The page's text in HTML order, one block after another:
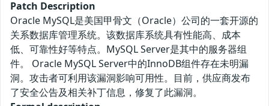
Patch Description
Oracle MySQL是美国甲骨文（Oracle）公司的一套开源的
关系数据库管理系统。该数据库系统具有性能高、成本
低、可靠性好等特点。MySQL Server是其中的服务器组
件。 Oracle MySQL Server中的InnoDB组件存在未明漏
洞。攻击者可利用该漏洞影响可用性。目前，供应商发布
了安全公告及相关补丁信息，修复了此漏洞。